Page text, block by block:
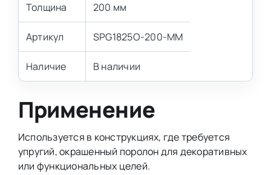
Толщина 200 мм
Артикул SPG1825O-200-MM
Наличие В наличии
Применение
Используется в конструкциях, где требуется
упругий, окрашенный поролон для декоративных
или функциональных целей.